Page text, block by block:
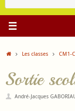
AccueilLes classes CM1-
Sortie
André-Jacques